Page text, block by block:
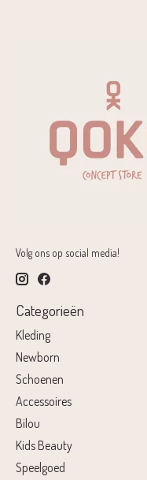
Volg ons op social media!
Categorieën
Kleding
Newborn
Schoenen
Accessoires
Bilou
Kids Beauty
Speelgoed